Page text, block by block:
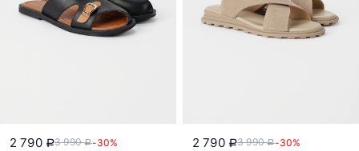
2 790 a3 990a-30% 2 790 a3 990a-30%